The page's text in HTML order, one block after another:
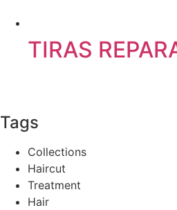
TIRAS
Tags
Collections
Haircut
Treatment
Hair